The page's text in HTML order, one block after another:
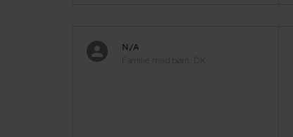
N/A
Familie med børn, DK